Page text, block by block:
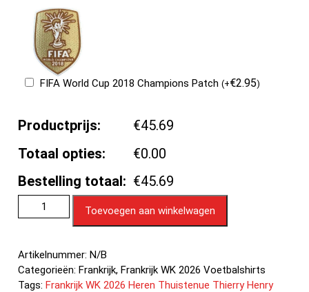
FIFA World Cup 2018 Champions Patch(+€2.95)
Productprijs:
€45.69
Totaal opties:
€0.00
Bestelling totaal: €45.69
Toevoegen aan winkelwagen
Artikelnummer:N/B
Categorieën:Frankrijk,Frankrijk WK 2026 Voetbalshirts
Tags:Frankrijk WK 2026 Heren Thuistenue Thierry Henry